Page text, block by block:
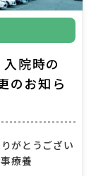
院時の
のお知ら
がとうござい
療養